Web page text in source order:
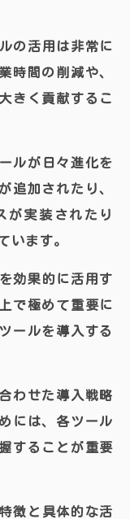
の活用は非常に
時間の削減や、
きく貢献するこ
ルが日々進化を
追加されたり、
が実装されたり
います。
効果的に活用す
で極めて重要に
ールを導入する
わせた導入戦略
には、各ツール
することが重要
徴と具体的な活